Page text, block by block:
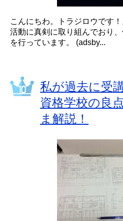
こんにちわ。トラジロウです
活動に真剣に取り組んでおり
を行っています。 (adsby...
私が過去に受
資格学校の良
ま解説！